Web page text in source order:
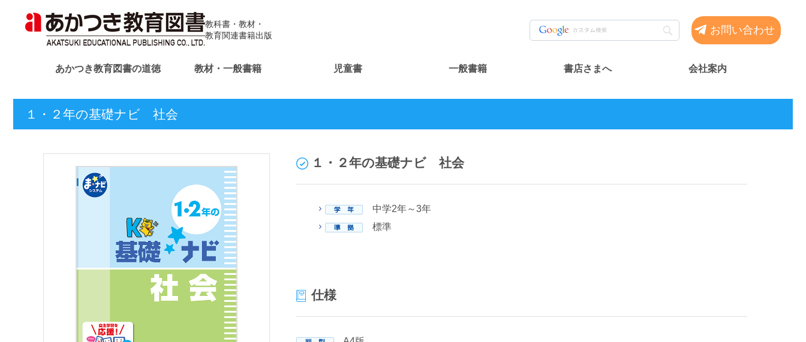
教科書・教材・
教育関連書籍出版
お問い合わせ
あかつき教育図書の道徳 教材・一般書籍 児童書 一般書籍 書店さまへ 会社案内
１・２年の基礎ナビ 社会
１・２年の基礎ナビ 社会
中学2年～3年
標準
仕様